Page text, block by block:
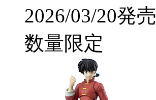
2026/03/20発売
数量限定